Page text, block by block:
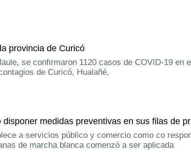
provincia de Curicó
se confirmaron 1120 casos de COVID-19
de Curicó, Hualañé,
medidas preventivas en sus filas de
a servicios público y comercio como co
de marcha blanca comenzó a ser aplicada